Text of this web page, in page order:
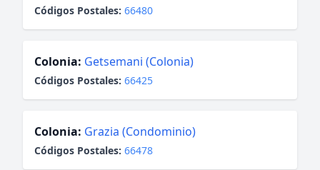
Códigos Postales: 66480
Colonia: Getsemani (Colonia)
Códigos Postales: 66425
Colonia: Grazia (Condominio)
Códigos Postales: 66478